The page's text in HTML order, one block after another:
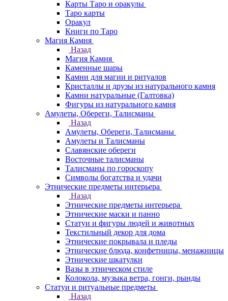
Карты Таро и оракулы
Таро карты
Оракул
Книги по Таро
Магия Камня
Назад
Магия Камня
Каменные шары
Камни для магии и ритуалов
Кристаллы и друзы из натурального камня
Камни натуральные (Галтовка)
Фигуры из натурального камня
Амулеты, Обереги, Талисманы
Назад
Амулеты, Обереги, Талисманы
Амулеты и Талисманы
Славянские обереги
Восточные талисманы
Талисманы по гороскопу
Символы богатства и удачи
Этнические предметы интерьера
Назад
Этнические предметы интерьера
Этнические маски и панно
Статуи и фигуры людей и животных
Текстильный декор для дома
Этнические покрывала и пледы
Этнические блюда, конфетницы, менажницы
Этнические шкатулки
Вазы в этническом стиле
Колокола, музыка ветра, гонги, рынды
Статуи и ритуальные предметы
Назад